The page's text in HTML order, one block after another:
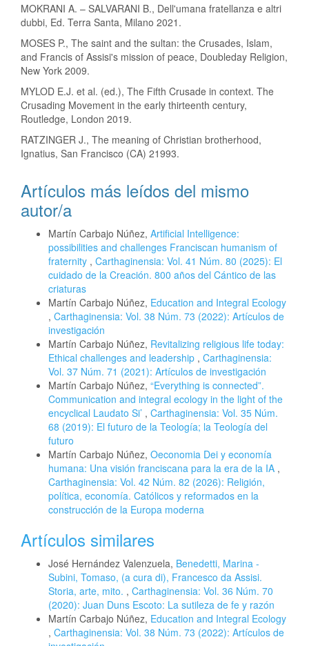
MOKRANI A. – SALVARANI B., Dell'umana fratellanza e altri
dubbi, Ed. Terra Santa, Milano 2021.
MOSES P., The saint and the sultan: the Crusades, Islam,
and Francis of Assisi's mission of peace, Doubleday Religion,
New York 2009.
MYLOD E.J. et al. (ed.), The Fifth Crusade in context. The
Crusading Movement in the early thirteenth century,
Routledge, London 2019.
RATZINGER J., The meaning of Christian brotherhood,
Ignatius, San Francisco (CA) 21993.
Artículos más leídos del mismo
autor/a
Martín Carbajo Núñez, Artificial Intelligence:
possibilities and challenges Franciscan humanism of
fraternity , Carthaginensia: Vol. 41 Núm. 80 (2025): El
cuidado de la Creación. 800 años del Cántico de las
criaturas
Martín Carbajo Núñez, Education and Integral Ecology
, Carthaginensia: Vol. 38 Núm. 73 (2022): Artículos de
investigación
Martín Carbajo Núñez, Revitalizing religious life today:
Ethical challenges and leadership , Carthaginensia:
Vol. 37 Núm. 71 (2021): Artículos de investigación
Martín Carbajo Núñez, “Everything is connected”.
Communication and integral ecology in the light of the
encyclical Laudato Si’ , Carthaginensia: Vol. 35 Núm.
68 (2019): El futuro de la Teología; la Teología del
futuro
Martín Carbajo Núñez, Oeconomia Dei y economía
humana: Una visión franciscana para la era de la IA ,
Carthaginensia: Vol. 42 Núm. 82 (2026): Religión,
política, economía. Católicos y reformados en la
construcción de la Europa moderna
Artículos similares
José Hernández Valenzuela, Benedetti, Marina -
Subini, Tomaso, (a cura di), Francesco da Assisi.
Storia, arte, mito. , Carthaginensia: Vol. 36 Núm. 70
(2020): Juan Duns Escoto: La sutileza de fe y razón
Martín Carbajo Núñez, Education and Integral Ecology
, Carthaginensia: Vol. 38 Núm. 73 (2022): Artículos de